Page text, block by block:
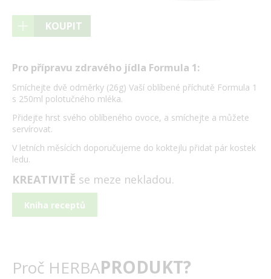
KOUPIT
Pro přípravu zdravého jídla Formula 1:
Smíchejte dvě odměrky (26g) Vaší oblíbené příchutě Formula 1
s 250ml polotučného mléka.
Přidejte hrst svého oblíbeného ovoce, a smíchejte a můžete
servírovat.
V letních měsících doporučujeme do koktejlu přidat pár kostek
ledu.
KREATIVITĚ se meze nekladou.
Kniha receptů
Proč HERBAPRODUKT?